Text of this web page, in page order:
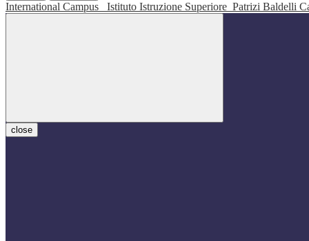
International Campus Istituto Istruzione Superiore Patrizi Baldelli
close